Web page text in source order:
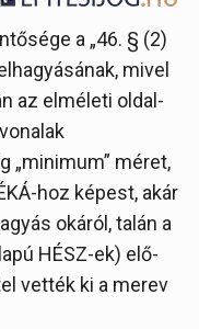
a „46. § (2)
mivel
az elméleti oldal-
„minimum” méret,
hoz képest, akár
okáról, talán a
HÉSZ-ek) elő-
vették ki a merev